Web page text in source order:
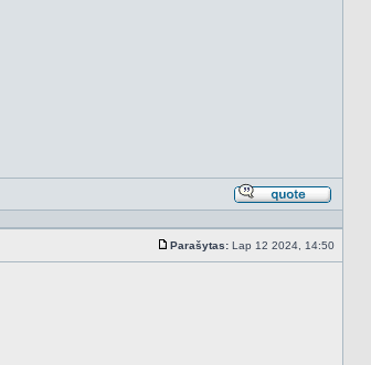
Atsakyti
Standartinė
Parašytas: Lap 12 2024, 14:50